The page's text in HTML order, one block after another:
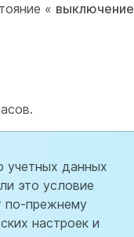
« выключение
учетных данных
это условие
по-прежнему
настроек и